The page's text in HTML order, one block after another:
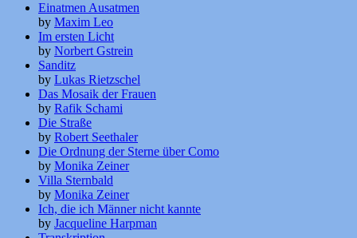
Einatmen Ausatmen
by Maxim Leo
Im ersten Licht
by Norbert Gstrein
Sanditz
by Lukas Rietzschel
Das Mosaik der Frauen
by Rafik Schami
Die Straße
by Robert Seethaler
Die Ordnung der Sterne über Como
by Monika Zeiner
Villa Sternbald
by Monika Zeiner
Ich, die ich Männer nicht kannte
by Jacqueline Harpman